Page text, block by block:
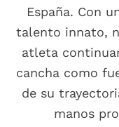
España. Con
talento innato,
atleta
cancha como
de su
manos